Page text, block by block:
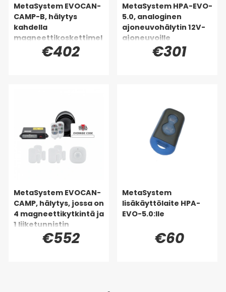
MetaSystem EVOCAN-
CAMP-B, hälytys
kahdella
magneettikoskettimel
€402
MetaSystem HPA-EVO-
5.0, analoginen
ajoneuvohälytin 12V-
ajoneuvoille
€301
MetaSystem EVOCAN-
CAMP, hälytys, jossa on
4 magneettikytkintä ja
1 liiketunnistin
€552
MetaSystem
lisäkäyttölaite HPA-
EVO-5.0:lle
€60